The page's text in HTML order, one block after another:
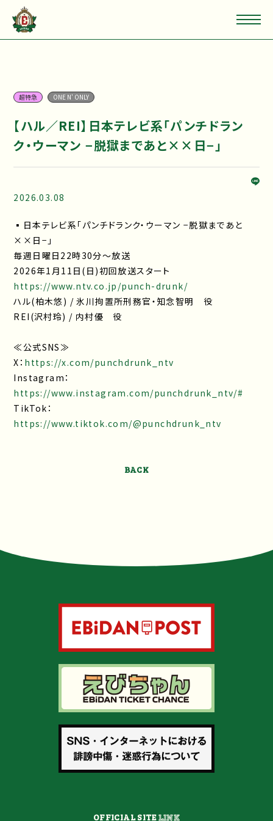
超特急 ONE N' ONLY
【ハル／REI】日本テレビ系「パンチドラン
ク・ウーマン −脱獄まであと××日−」
2026.03.08
▪日本テレビ系「パンチドランク・ウーマン −脱獄まであと
××日−」
毎週日曜日22時30分～放送
2026年1月11日(日)初回放送スタート
https://www.ntv.co.jp/punch-drunk/
ハル(柏木悠) / 氷川拘置所刑務官・知念智明 役
REI(沢村玲) / 内村優 役
≪公式SNS≫
X： https://x.com/punchdrunk_ntv
Instagram：
https://www.instagram.com/punchdrunk_ntv/#
TikTok：
https://www.tiktok.com/@punchdrunk_ntv
BACK
OFFICIAL SITELINK